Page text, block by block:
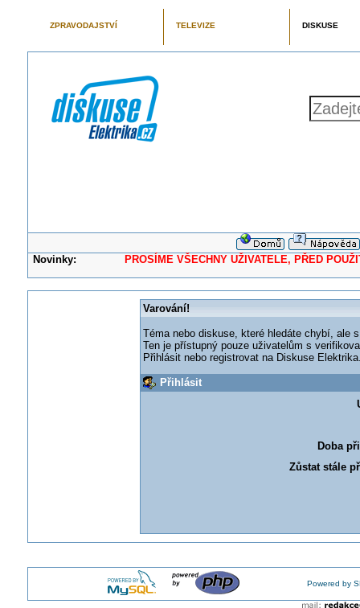
ZPRAVODAJSTVÍ TELEVIZE DISKUSE
Novinky: PROSÍME VŠECHNY UŽIVATELE, PŘED
Varování!
Téma nebo diskuse, které hledáte chybí, ale
Ten je přístupný pouze uživatelům s
Přihlásit nebo registrovat na Diskuse
Přihlásit
Doba
Zůstat stále
Powered by